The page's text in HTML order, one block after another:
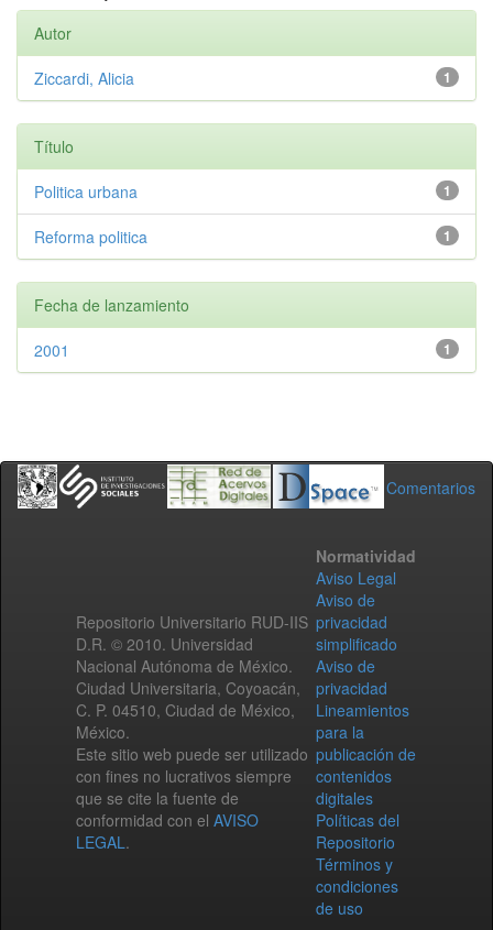
Autor
1
Ziccardi, Alicia
Título
1
Politica urbana
1
Reforma politica
Fecha de lanzamiento
1
2001
Comentarios
Repositorio Universitario RUD-IIS
D.R. © 2010. Universidad
Nacional Autónoma de México.
Ciudad Universitaria, Coyoacán,
C. P. 04510, Ciudad de México,
México.
Este sitio web puede ser utilizado
con fines no lucrativos siempre
que se cite la fuente de
conformidad con el AVISO
LEGAL.
Normatividad
Aviso Legal
Aviso de
privacidad
simplificado
Aviso de
privacidad
Lineamientos
para la
publicación de
contenidos
digitales
Políticas del
Repositorio
Términos y
condiciones
de uso